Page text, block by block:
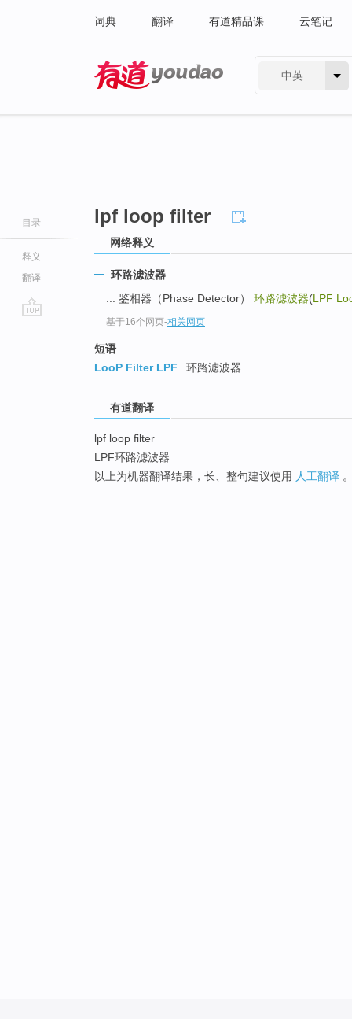
词典 翻译 有道精品课 云笔记
中英
目录
释义
翻译
lpf loop filter
网络释义
环路滤波器
... 鉴相器（Phase Detector） 环路滤波器(LPF
基于16个网页-相关网页
短语
LooP Filter LPF
环路滤波器
有道翻译
lpf loop filter
LPF环路滤波器
以上为机器翻译结果，长、整句建议使用 人工翻译